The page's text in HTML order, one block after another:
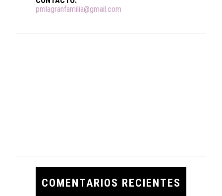
pmlagranfamilia@gmail.com
COMENTARIOS RECIENTES